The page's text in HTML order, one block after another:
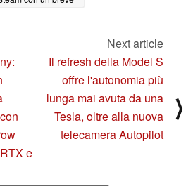
e
Next article
Il refresh della Model S
offre l'autonomia più
lunga mai avuta da una
Tesla, oltre alla nuova
telecamera Autopilot
⟩